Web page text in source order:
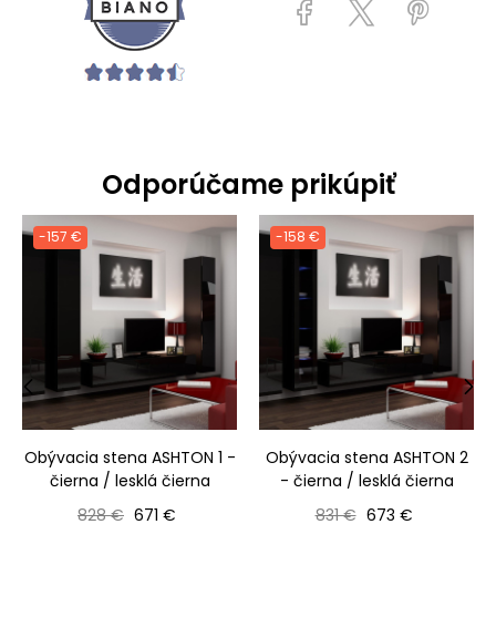
Odporúčame prikúpiť
-157 €
Obývacia stena ASHTON 1 -
čierna / lesklá čierna
Bežná cena
828 € Cena
671 €
-158 €
Obývacia stena ASHTON 2
- čierna / lesklá čierna
Bežná cena
831 € Cena
673 €
‹ ›